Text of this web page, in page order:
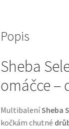
Popis
Sheba
omáčce –
MultibaleníSheba
kočkám chutné